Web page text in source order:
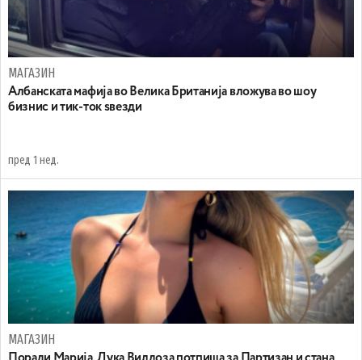
МАГАЗИН
Aлбанската мафија во Велика Британија вложува во шоу
бизнис и тик-ток ѕвезди
пред 1 нед.
МАГАЗИН